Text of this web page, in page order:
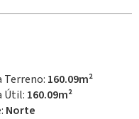
Terreno: 160.09m²
Útil: 160.09m²
Norte